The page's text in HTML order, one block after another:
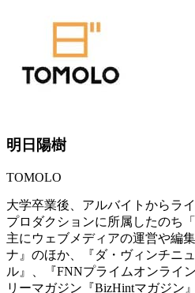
明日陽樹
TOMOLO
大学卒業後、アルバイトからラ
プロダクションに所属したのち
主にウェブメディアの運営や編
ナ』のほか、『ダ・ヴィンチニ
ル』、『FNNプライムオンライ
リーマガジン『BizHintマガジン